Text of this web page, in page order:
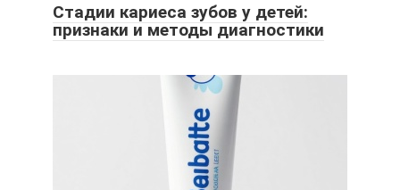
Стадии кариеса зубов у детей:
признаки и методы диагностики